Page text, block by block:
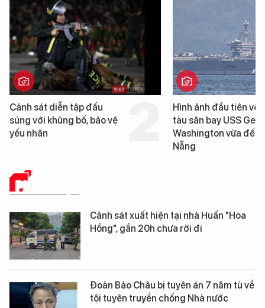
Hình ảnh đầu tiên về siêu
tàu sân bay USS George
Washington vừa đến Đà
Cận cảnh chiến
tống tàu sân bay
George
Đà Nẵng
PHÁP LUẬT
Cảnh sát xuất hiện tại nhà Huấn "Hoa
Hồng", gần 20h chưa rời đi
Đoàn Bảo Châu bị tuyên án 7 năm tù về
tội tuyên truyền chống Nhà nước